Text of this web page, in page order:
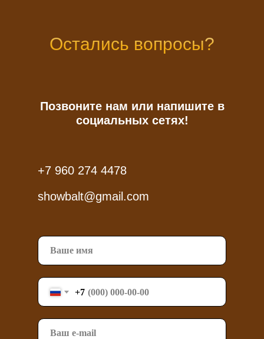
+7
Остались вопросы?
Позвоните нам или напишите в
социальных сетях!
+7 960 274 4478
showbalt@gmail.com